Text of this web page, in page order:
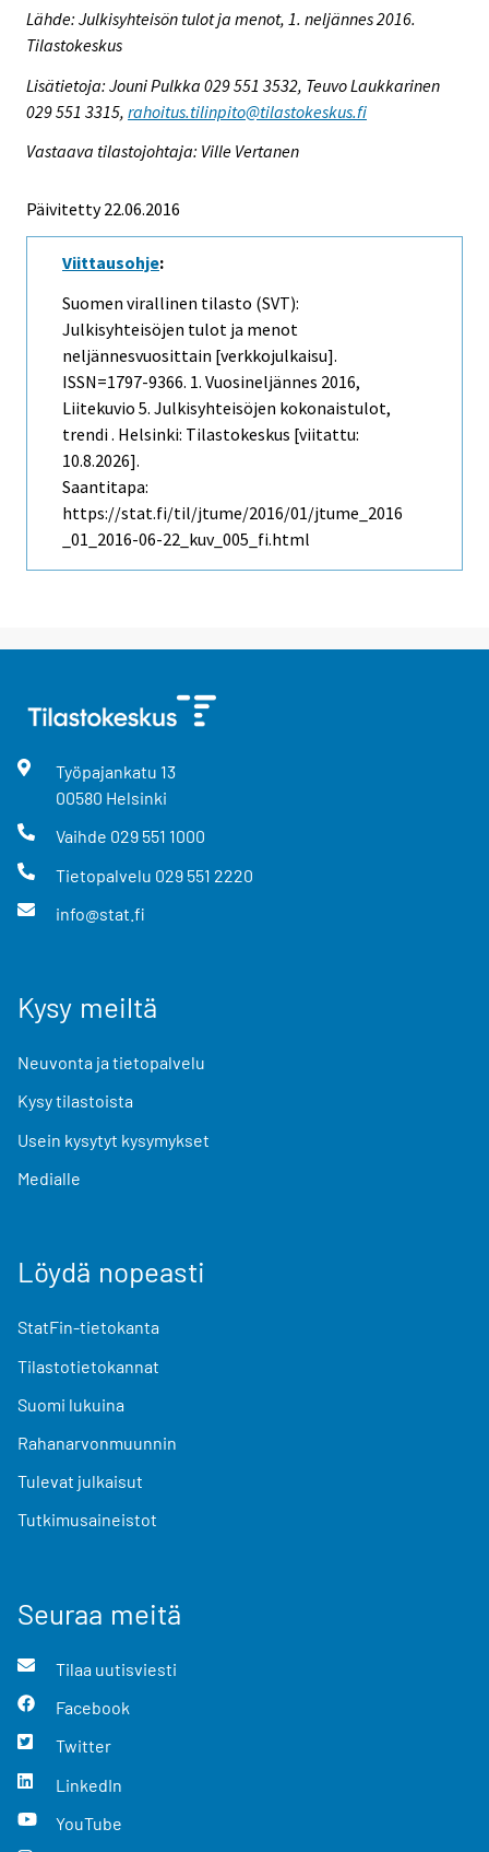
Lähde: Julkisyhteisön tulot ja menot, 1. neljännes 2016.
Tilastokeskus
Lisätietoja: Jouni Pulkka 029 551 3532, Teuvo Laukkarinen
029 551 3315, rahoitus.tilinpito@tilastokeskus.fi
Vastaava tilastojohtaja: Ville Vertanen
Päivitetty 22.06.2016
Viittausohje:
Suomen virallinen tilasto (SVT):
Julkisyhteisöjen tulot ja menot
neljännesvuosittain [verkkojulkaisu].
ISSN=1797-9366. 1. Vuosineljännes 2016,
Liitekuvio 5. Julkisyhteisöjen kokonaistulot,
trendi . Helsinki: Tilastokeskus [viitattu:
10.8.2026].
Saantitapa:
https://stat.fi/til/jtume/2016/01/jtume_2016
_01_2016-06-22_kuv_005_fi.html
Työpajankatu 13
00580 Helsinki
Vaihde 029 551 1000
Tietopalvelu 029 551 2220
info@stat.fi
Kysy meiltä
Neuvonta ja tietopalvelu
Kysy tilastoista
Usein kysytyt kysymykset
Medialle
Löydä nopeasti
StatFin-tietokanta
Tilastotietokannat
Suomi lukuina
Rahanarvonmuunnin
Tulevat julkaisut
Tutkimusaineistot
Seuraa meitä
Tilaa uutisviesti
Facebook
Twitter
LinkedIn
YouTube